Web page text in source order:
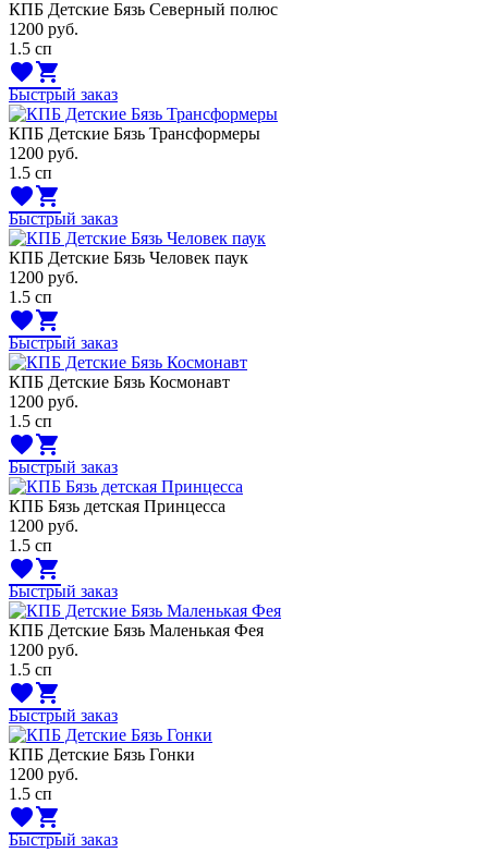
КПБ Детские Бязь Северный полюс
1200 руб.
1.5 сп
favoriteshopping_cart
Быстрый заказ
КПБ Детские Бязь Трансформеры
1200 руб.
1.5 сп
favoriteshopping_cart
Быстрый заказ
КПБ Детские Бязь Человек паук
1200 руб.
1.5 сп
favoriteshopping_cart
Быстрый заказ
КПБ Детские Бязь Космонавт
1200 руб.
1.5 сп
favoriteshopping_cart
Быстрый заказ
КПБ Бязь детская Принцесса
1200 руб.
1.5 сп
favoriteshopping_cart
Быстрый заказ
КПБ Детские Бязь Маленькая Фея
1200 руб.
1.5 сп
favoriteshopping_cart
Быстрый заказ
КПБ Детские Бязь Гонки
1200 руб.
1.5 сп
favoriteshopping_cart
Быстрый заказ